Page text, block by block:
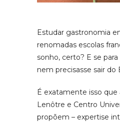
Estudar gastronomia
renomadas escolas
sonho, certo? E se
nem precisasse sair do
É exatamente isso que
Lenôtre e Centro
propõem – expertise